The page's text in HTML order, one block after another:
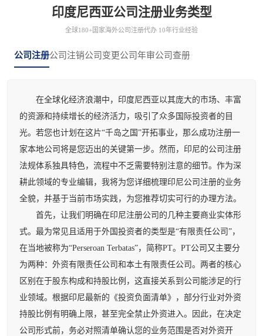
印度尼西亚公司注册业务类型
全球180+国家海外公司注册代办 10年行业经验
公司注册公司注销公司变更公司年审公司查册
在全球化经济浪潮中，印度尼西亚以其庞大的市场、丰富
的资源和持续增长的经济活力，吸引了众多国际投资者的目
光。若您也计划在这片“千岛之国”开拓事业，那么成功注册一
家本地公司将是您迈出的关键第一步。然而，印尼的公司注册
法规体系独具特色，流程中不乏需要特别注意的细节。作为深
耕此领域的专业编辑，我将为您详细梳理印尼公司注册的业务
全貌，并基于当前市场实践，为您推荐切实可行的办理方法。
首先，让我们明确在印尼注册公司的几种主要商业实体形
式。最为常见且适用于外国投资者的类型是“有限责任公司”，
在当地被称为“Perseroan Terbatas”，简称PT。PT公司又主要分
为两种：外资有限责任公司和本土有限责任公司。两者的核心
区别在于股东构成和持股比例，这直接关系到公司能涉足的行
业领域。根据印尼最新的《投资负面清单》，部分行业对外资
持股比例有明确上限，甚至完全禁止外资进入。因此，在决定
公司形式前，务必对照清单确认您的业务范围是否对外资开